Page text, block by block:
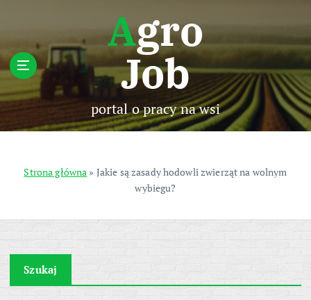
p
t
c
n
Agro
Job
portal o pracy na wsi
Strona główna » Jakie są zasady hodowli zwierząt na wolnym
wybiegu?
Szukaj